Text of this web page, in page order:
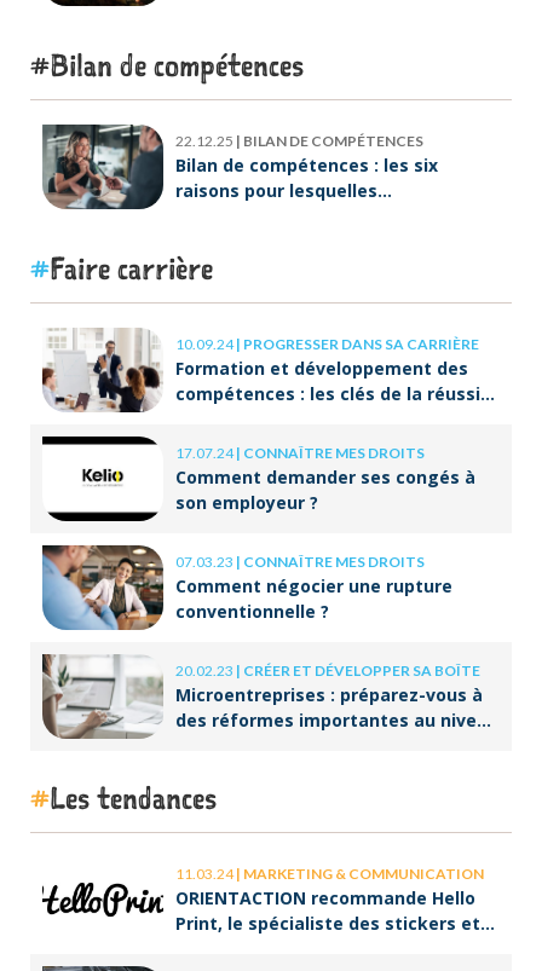
Bilan de compétences
22.12.25 | BILAN DE COMPÉTENCES
Bilan de compétences : les six
raisons pour lesquelles
Faire carrière
10.09.24| PROGRESSER DANS SA CARRIÈRE
Formation et développement des
compétences : les clés de la réussite
17.07.24| CONNAÎTRE MES DROITS
Comment demander ses congés à
son employeur ?
07.03.23 | CONNAÎTRE MES DROITS
Comment négocier une rupture
conventionnelle ?
20.02.23 | CRÉER ET DÉVELOPPER SA BOÎTE
Microentreprises : préparez-vous à
des réformes importantes au niveau
Les tendances
11.03.24| MARKETING & COMMUNICATION
ORIENTACTION recommande Hello
Print, le spécialiste des stickers et